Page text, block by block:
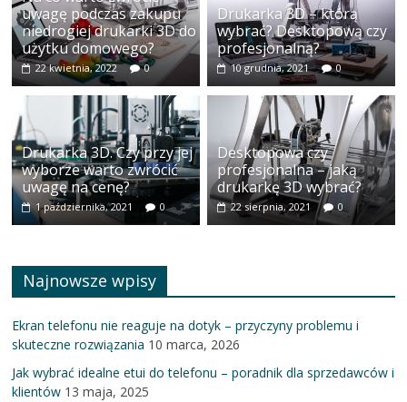
uwagę podczas zakupu
niedrogiej drukarki 3D do
użytku domowego?
22 kwietnia, 2022 0
Drukarka 3D – którą
wybrać? Desktopową czy
profesjonalną?
10 grudnia, 2021 0
Drukarka 3D. Czy przy jej
wyborze warto zwrócić
uwagę na cenę?
1 października, 2021 0
Desktopowa czy
profesjonalna – jaką
drukarkę 3D wybrać?
22 sierpnia, 2021 0
Najnowsze wpisy
Ekran telefonu nie reaguje na dotyk – przyczyny problemu i
skuteczne rozwiązania 10 marca, 2026
Jak wybrać idealne etui do telefonu – poradnik dla sprzedawców i
klientów 13 maja, 2025